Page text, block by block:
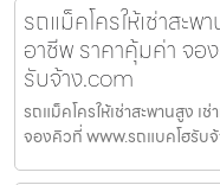
รถแม็คโครให้เช่าสะ
อาชีพ ราคาคุ้มค่า จ
รับจ้าง.com
รถแม็คโครให้เช่าสะพานสูง
จองคิวที่ www.รถแบคโฮรับ